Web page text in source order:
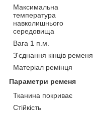
Максимальна
температура
навколишнього
середовища
Вага 1 п.м.
З'єднання кінців ременя
Матеріал ремінця
Параметри ременя
Тканина покриває
Стійкість